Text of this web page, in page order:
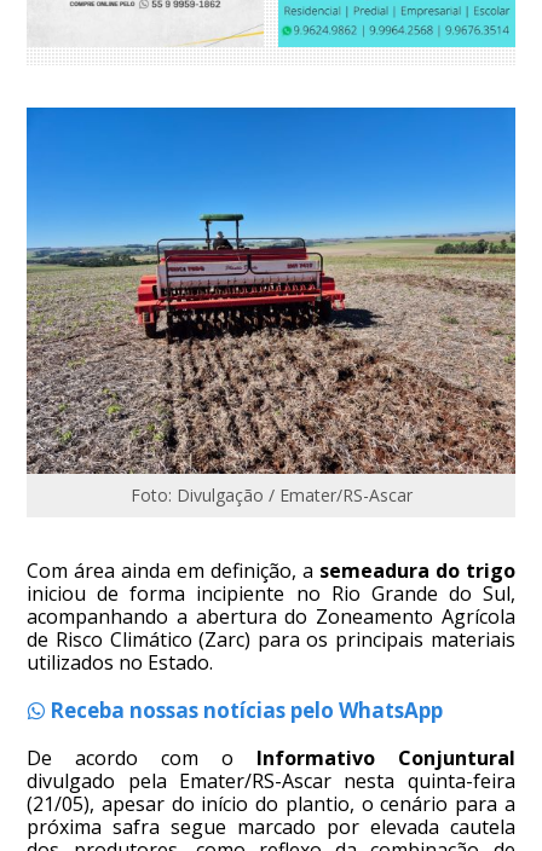
Foto: Divulgação / Emater/RS-Ascar
Com área ainda em definição, a semeadura do trigo
iniciou de forma incipiente no Rio Grande do Sul,
acompanhando a abertura do Zoneamento Agrícola
de Risco Climático (Zarc) para os principais materiais
utilizados no Estado.
Receba nossas notícias pelo WhatsApp
De acordo com o Informativo Conjuntural
divulgado pela Emater/RS-Ascar nesta quinta-feira
(21/05), apesar do início do plantio, o cenário para a
próxima safra segue marcado por elevada cautela